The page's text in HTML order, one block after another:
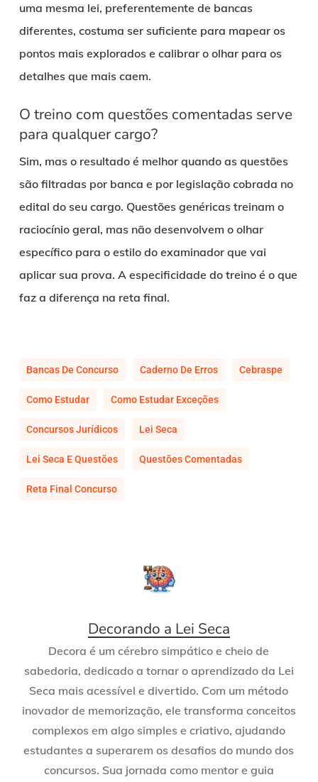
uma mesma lei, preferentemente de bancas
diferentes, costuma ser suficiente para mapear os
pontos mais explorados e calibrar o olhar para os
detalhes que mais caem.
O treino com questões comentadas serve
para qualquer cargo?
Sim, mas o resultado é melhor quando as questões
são filtradas por banca e por legislação cobrada no
edital do seu cargo. Questões genéricas treinam o
raciocínio geral, mas não desenvolvem o olhar
específico para o estilo do examinador que vai
aplicar sua prova. A especificidade do treino é o que
faz a diferença na reta final.
Bancas De Concurso Caderno De Erros Cebraspe
Como Estudar Como Estudar Exceções
Concursos Jurídicos Lei Seca
Lei Seca E Questões Questões Comentadas
Reta Final Concurso
Decorando a Lei Seca
Decora é um cérebro simpático e cheio de
sabedoria, dedicado a tornar o aprendizado da Lei
Seca mais acessível e divertido. Com um método
inovador de memorização, ele transforma conceitos
complexos em algo simples e criativo, ajudando
estudantes a superarem os desafios do mundo dos
concursos. Sua jornada como mentor e guia